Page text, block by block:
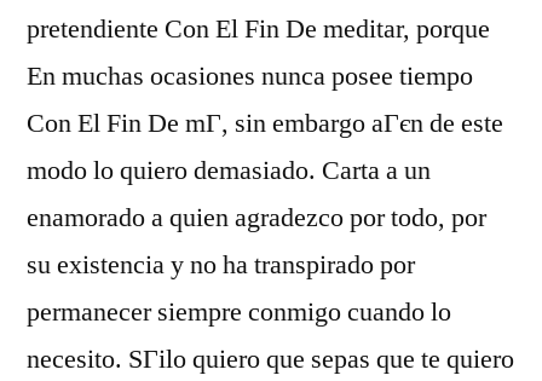
pretendiente Con El Fin De meditar, porque
En muchas ocasiones nunca posee tiempo
Con El Fin De mГ­, sin embargo aГєn de este
modo lo quiero demasiado. Carta a un
enamorado a quien agradezco por todo, por
su existencia y no ha transpirado por
permanecer siempre conmigo cuando lo
necesito. SГіlo quiero que sepas que te quiero